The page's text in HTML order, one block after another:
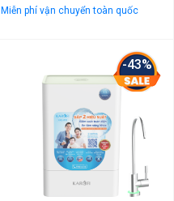
Miễn phí vận chuyển toàn quốc
-43%